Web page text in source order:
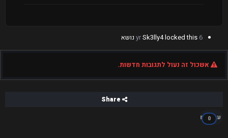
6 yr
Sk3lly4locked this נושא
אשכול זה נעול לתגובות חדשות.
עוקבים
0